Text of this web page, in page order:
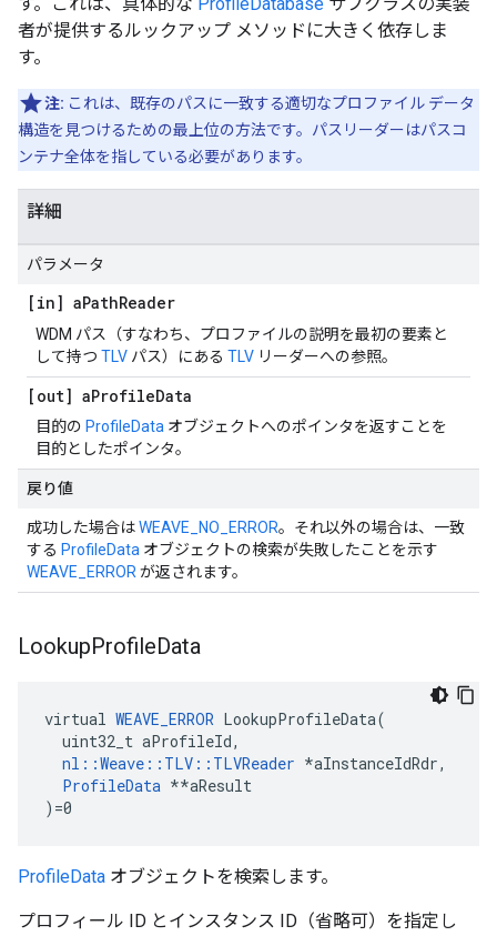
者が提供するルックアップ メソッドに大きく依存しま
す。
注: これは、既存のパスに一致する適切なプロファイル データ
構造を見つけるための最上位の方法です。パスリーダーはパスコ
ンテナ全体を指している必要があります。
詳細
パラメータ
[in] aPathReader
WDM パス（すなわち、プロファイルの説明を最初の要素と
して持つ TLV パス）にある TLV リーダーへの参照。
[out] aProfileData
目的の ProfileData オブジェクトへのポインタを返すことを
目的としたポインタ。
戻り値
成功した場合はWEAVE_NO_ERROR。それ以外の場合は、一致
する ProfileData オブジェクトの検索が失敗したことを示す
WEAVE_ERROR が返されます。
LookupProfileData
virtual WEAVE_ERROR LookupProfileData(
  uint32_t aProfileId,
nl::Weave::TLV::TLVReader *aInstanceIdRdr,
ProfileData **aResult
)=0
ProfileData オブジェクトを検索します。
プロフィール ID とインスタンス ID（省略可）を指定し